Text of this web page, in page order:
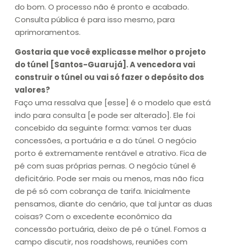
do bom. O processo não é pronto e acabado.
Consulta pública é para isso mesmo, para
aprimoramentos.
Gostaria que você explicasse melhor o projeto
do túnel [Santos-Guarujá]. A vencedora vai
construir o túnel ou vai só fazer o depósito dos
valores?
Faço uma ressalva que [esse] é o modelo que está
indo para consulta [e pode ser alterado]. Ele foi
concebido da seguinte forma: vamos ter duas
concessões, a portuária e a do túnel. O negócio
porto é extremamente rentável e atrativo. Fica de
pé com suas próprias pernas. O negócio túnel é
deficitário. Pode ser mais ou menos, mas não fica
de pé só com cobrança de tarifa. Inicialmente
pensamos, diante do cenário, que tal juntar as duas
coisas? Com o excedente econômico da
concessão portuária, deixo de pé o túnel. Fomos a
campo discutir, nos roadshows, reuniões com